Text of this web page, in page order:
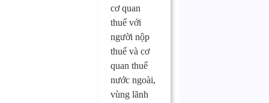
cơ quan
thuế với
người nộp
thuế và cơ
quan thuế
nước ngoài,
vùng lãnh